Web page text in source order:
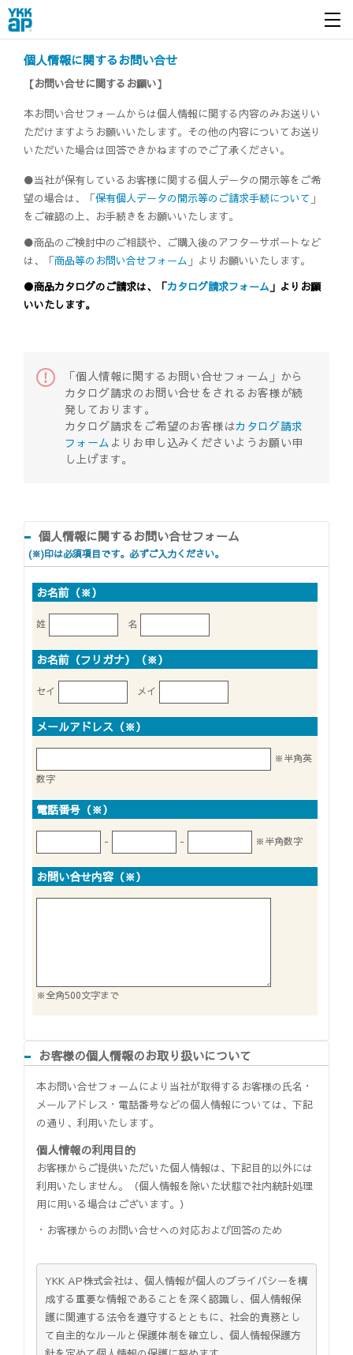
開く
個人情報に関するお問い合せ
【お問い合せに関するお願い】
本お問い合せフォームからは個人情報に関する内容のみお送りい
ただけますようお願いいたします。その他の内容についてお送り
いただいた場合は回答できかねますのでご了承ください。
●当社が保有しているお客様に関する個人データの開示等をご希
望の場合は、「保有個人データの開示等のご請求手続について 」
をご確認の上、お手続きをお願いいたします。
●商品のご検討中のご相談や、ご購入後のアフターサポートなど
は、「商品等のお問い合せフォーム 」よりお願いいたします。
●商品カタログのご請求は、「カタログ請求フォーム 」よりお願
いいたします。
「個人情報に関するお問い合せフォーム」から
カタログ請求のお問い合せをされるお客様が続
発しております。
カタログ請求をご希望のお客様はカタログ請求
フォーム よりお申し込みくださいようお願い申
し上げます。
個人情報に関するお問い合せフォーム
(※)印は必須項目です。必ずご入力ください。
お名前（※）
姓 名
お名前（フリガナ）（※）
セイ メイ
メールアドレス（※）
※半角英
数字
電話番号（※）
- - ※半角数字
お問い合せ内容（※）
※全角500文字まで
お客様の個人情報のお取り扱いについて
本お問い合せフォームにより当社が取得するお客様の氏名・
メールアドレス・電話番号などの個人情報については、下記
の通り、利用いたします。
個人情報の利用目的
お客様からご提供いただいた個人情報は、下記目的以外には
利用いたしません。（個人情報を除いた状態で社内統計処理
用に用いる場合はございます。）
・お客様からのお問い合せへの対応および回答のため
YKK AP株式会社は、個人情報が個人のプライバシーを構
成する重要な情報であることを深く認識し、個人情報保
護に関連する法令を遵守するとともに、社会的責務とし
て自主的なルールと保護体制を確立し、個人情報保護方